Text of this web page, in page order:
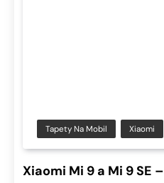
Tapety Na Mobil Xiaomi
Xiaomi Mi 9 a Mi 9 SE